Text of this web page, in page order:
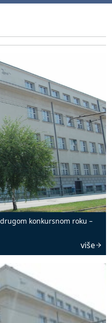
konkursnom roku –
više